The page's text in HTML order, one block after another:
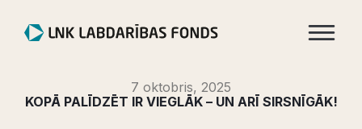
7 oktobris, 2025
KOPĀ PALĪDZĒT IR VIEGLĀK – UN ARĪ SIRSNĪGĀK!